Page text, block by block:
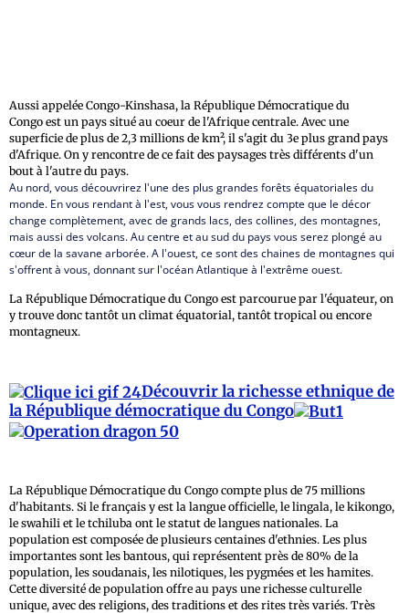
Aussi appelée Congo-Kinshasa, la République Démocratique du
Congo est un pays situé au coeur de l'Afrique centrale. Avec une
superficie de plus de 2,3 millions de km², il s'agit du 3e plus grand pays
d'Afrique. On y rencontre de ce fait des paysages très différents d'un
bout à l'autre du pays.
Au nord, vous découvrirez l'une des plus grandes forêts équatoriales du
monde. En vous rendant à l'est, vous vous rendrez compte que le décor
change complètement, avec de grands lacs, des collines, des montagnes,
mais aussi des volcans. Au centre et au sud du pays vous serez plongé au
cœur de la savane arborée. A l'ouest, ce sont des chaines de montagnes qui
s'offrent à vous, donnant sur l'océan Atlantique à l'extrême ouest.
La République Démocratique du Congo est parcourue par l'équateur, on
y trouve donc tantôt un climat équatorial, tantôt tropical ou encore
montagneux.
Découvrir la richesse ethnique de
la République démocratique du Congo
La République Démocratique du Congo compte plus de 75 millions
d'habitants. Si le français y est la langue officielle, le lingala, le kikongo,
le swahili et le tchiluba ont le statut de langues nationales. La
population est composée de plusieurs centaines d'ethnies. Les plus
importantes sont les bantous, qui représentent près de 80% de la
population, les soudanais, les nilotiques, les pygmées et les hamites.
Cette diversité de population offre au pays une richesse culturelle
unique, avec des religions, des traditions et des rites très variés. Très